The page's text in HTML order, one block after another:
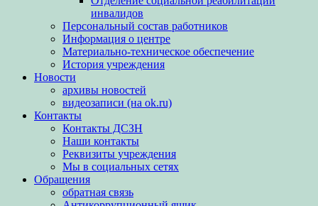
инвалидов
Персональный состав работников
Информация о центре
Материально-техническое обеспечение
История учреждения
Новости
архивы новостей
видеозаписи (на ok.ru)
Контакты
Контакты ДСЗН
Наши контакты
Реквизиты учреждения
Мы в социальных сетях
Обращения
обратная связь